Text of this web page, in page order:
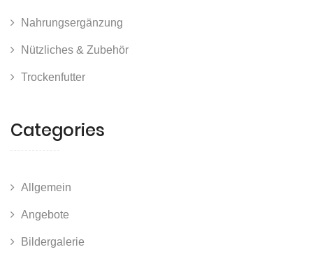
Nahrungsergänzung
Nützliches & Zubehör
Trockenfutter
Categories
Allgemein
Angebote
Bildergalerie